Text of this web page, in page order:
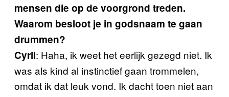
mensen die op de voorgrond treden.
Waarom besloot je in godsnaam te gaan
drummen?
Cyril: Haha, ik weet het eerlijk gezegd niet. Ik
was als kind al instinctief gaan trommelen,
omdat ik dat leuk vond. Ik dacht toen niet aan